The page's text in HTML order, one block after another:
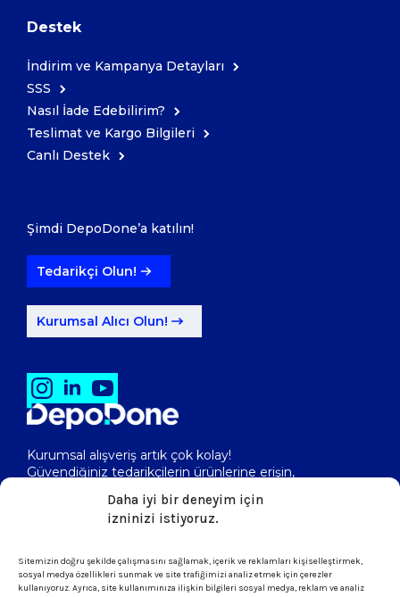
Daha iyi bir deneyim için
izninizi istiyoruz.
Sitemizin doğru şekilde çalışmasını sağlamak, içerik ve reklamları kişiselleştirmek,
sosyal medya özellikleri sunmak ve site trafiğimizi analiz etmek için çerezler
kullanıyoruz. Ayrıca, site kullanımınıza ilişkin bilgileri sosyal medya, reklam ve analiz
Kurumsal alışveriş artık çok kolay!
Güvendiğiniz tedarikçilerin ürünlerine erişin,
isletme@depodone.com
Destek
İndirim ve Kampanya Detayları
SSS
Nasıl İade Edebilirim?
Teslimat ve Kargo Bilgileri
Canlı Destek
Şimdi DepoDone’a katılın!
Tedarikçi Olun!
Kurumsal Alıcı Olun!